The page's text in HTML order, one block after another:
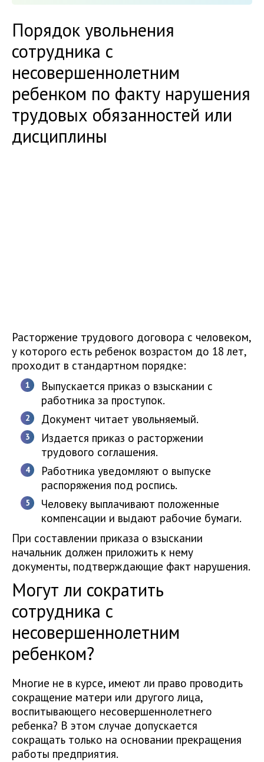
Порядок увольнения
сотрудника с
несовершеннолетним
ребенком по факту нарушения
трудовых обязанностей или
дисциплины
Расторжение трудового договора с человеком,
у которого есть ребенок возрастом до 18 лет,
проходит в стандартном порядке:
Выпускается приказ о взыскании с
работника за проступок.
Документ читает увольняемый.
Издается приказ о расторжении
трудового соглашения.
Работника уведомляют о выпуске
распоряжения под роспись.
Человеку выплачивают положенные
компенсации и выдают рабочие бумаги.
При составлении приказа о взыскании
начальник должен приложить к нему
документы, подтверждающие факт нарушения.
Могут ли сократить
сотрудника с
несовершеннолетним
ребенком?
Многие не в курсе, имеют ли право проводить
сокращение матери или другого лица,
воспитывающего несовершеннолетнего
ребенка? В этом случае допускается
сокращать только на основании прекращения
работы предприятия.